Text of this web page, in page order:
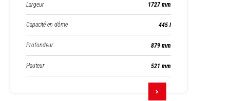
Largeur 1727 mm
Capacité en dôme 445 l
Profondeur 879 mm
Hauteur 521 mm